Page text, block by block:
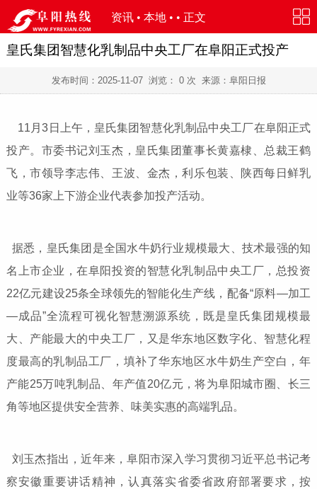
资讯 • 本地 • • 正文
皇氏集团智慧化乳制品中央工厂在阜阳正式投产
发布时间： 2025-11-07浏览： 0次 来源：阜阳日报
11月3日上午，皇氏集团智慧化乳制品中央工厂在阜阳正式
投产。市委书记刘玉杰，皇氏集团董事长黄嘉棣、总裁王鹤
飞，市领导李志伟、王波、金杰，利乐包装、陕西每日鲜乳
业等36家上下游企业代表参加投产活动。
据悉，皇氏集团是全国水牛奶行业规模最大、技术最强的知
名上市企业，在阜阳投资的智慧化乳制品中央工厂，总投资
22亿元建设25条全球领先的智能化生产线，配备“原料—加工
—成品”全流程可视化智慧溯源系统，既是皇氏集团规模最
大、产能最大的中央工厂，又是华东地区数字化、智慧化程
度最高的乳制品工厂，填补了华东地区水牛奶生产空白，年
产能25万吨乳制品、年产值20亿元，将为阜阳城市圈、长三
角等地区提供安全营养、味美实惠的高端乳品。
刘玉杰指出，近年来，阜阳市深入学习贯彻习近平总书记考
察安徽重要讲话精神，认真落实省委省政府部署要求，按